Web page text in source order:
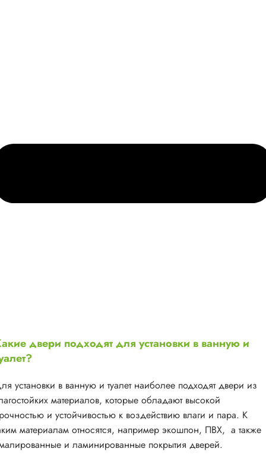
двери подходят для установки в ванную и
установки в ванную и туалет наиболее подходят двери из
материалов, которые обладают высокой
и устойчивостью к воздействию влаги и пара. К
материалам относятся, например экошпон, ПВХ, а также
и ламинированные покрытия дверей.